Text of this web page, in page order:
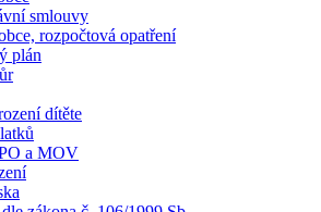
smlouvy
rozpočtová opatření
plán
dítěte
a MOV